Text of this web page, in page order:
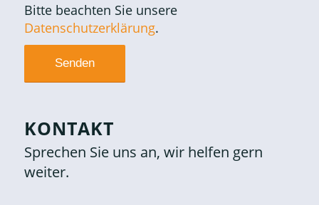
Bitte beachten Sie unsere
Datenschutzerklärung.
KONTAKT
Sprechen Sie uns an, wir helfen gern
weiter.